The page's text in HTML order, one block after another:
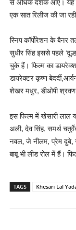
से अधिक दर्शक आए। यह
एक सात रिलीज की जा
स्निप कॉर्पोरेशन के बैनर
सुधीर सिंह इससे पहले
चुके हैं। फिल्म का
डायरेक्टर कृष्ण
शेखर मधुर, डीओपी श्रवण
इस फिल्म में खेसारी लाल
अली, देव सिंह, समर्थ
नवल, जे नीलम, प्रेम दुबे,
बाबू भी लीड रोल में हैं।
TAGS Khesari Lal